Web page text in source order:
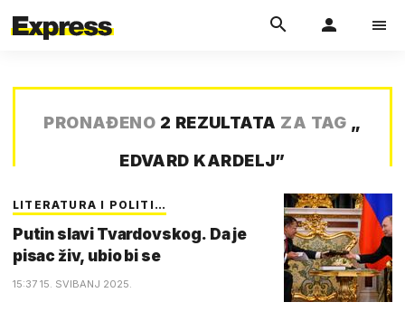
PRONAĐENO 2 REZULTATA ZA TAG „
EDVARD KARDELJ”
LITERATURA I POLITI…
Putin slavi Tvardovskog. Da je
pisac živ, ubio bi se
15:37 15. SVIBANJ 2025.